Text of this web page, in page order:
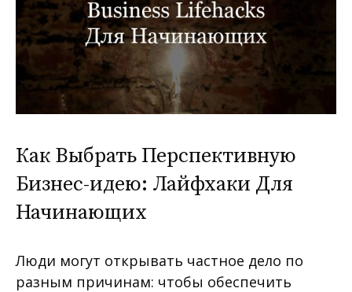
Как Выбрать Перспективную
Бизнес-идею: Лайфхаки Для
Начинающих
Люди могут открывать частное дело по
разным причинам: чтобы обеспечить